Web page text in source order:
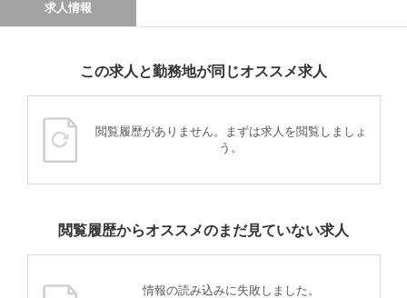
求人情報
この求人と勤務地が同じオススメ求人
閲覧履歴がありません。まずは求人を閲覧しましょ
う。
閲覧履歴からオススメのまだ見ていない求人
情報の読み込みに失敗しました。